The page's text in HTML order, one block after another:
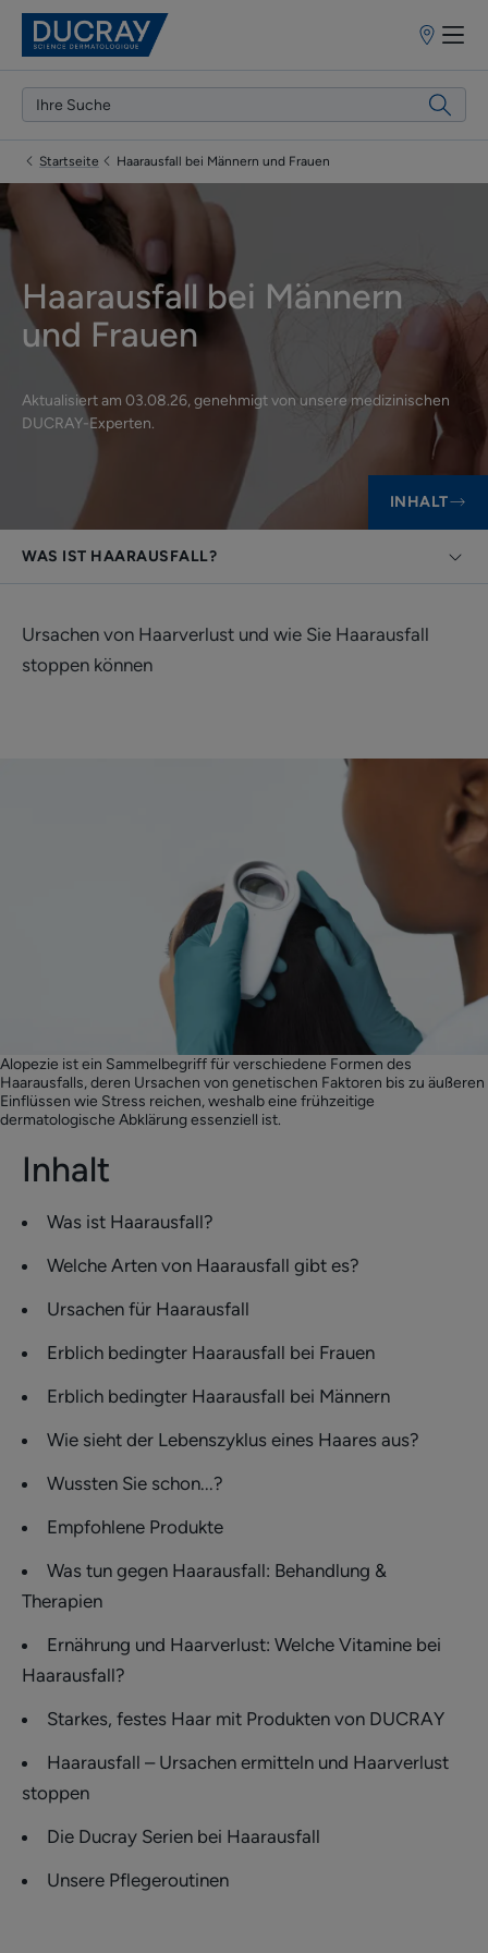
Startseite Haarausfall bei Männern und Frauen
Haarausfall bei Männern
und Frauen
Aktualisiert am 03.08.26, genehmigt von unsere medizinischen
DUCRAY-Experten.
INHALT
WAS IST HAARAUSFALL?
Ursachen von Haarverlust und wie Sie Haarausfall
stoppen können
Alopezie ist ein Sammelbegriff für verschiedene Formen des
Haarausfalls, deren Ursachen von genetischen Faktoren bis zu äußeren
Einflüssen wie Stress reichen, weshalb eine frühzeitige
dermatologische Abklärung essenziell ist.
Inhalt
Was ist Haarausfall?
Welche Arten von Haarausfall gibt es?
Ursachen für Haarausfall
Erblich bedingter Haarausfall bei Frauen
Erblich bedingter Haarausfall bei Männern
Wie sieht der Lebenszyklus eines Haares aus?
Wussten Sie schon...?
Empfohlene Produkte
Was tun gegen Haarausfall: Behandlung &
Therapien
Ernährung und Haarverlust: Welche Vitamine bei
Haarausfall?
Starkes, festes Haar mit Produkten von DUCRAY
Haarausfall – Ursachen ermitteln und Haarverlust
stoppen
Die Ducray Serien bei Haarausfall
Unsere Pflegeroutinen